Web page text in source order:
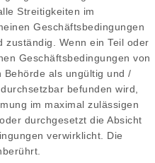
Streitigkeiten im
Geschäftsbedingungen
zuständig. Wenn ein Teil oder
Geschäftsbedingungen von
als ungültig und /
befunden wird,
im maximal zulässigen
durchgesetzt die Absicht
verwirklicht. Die